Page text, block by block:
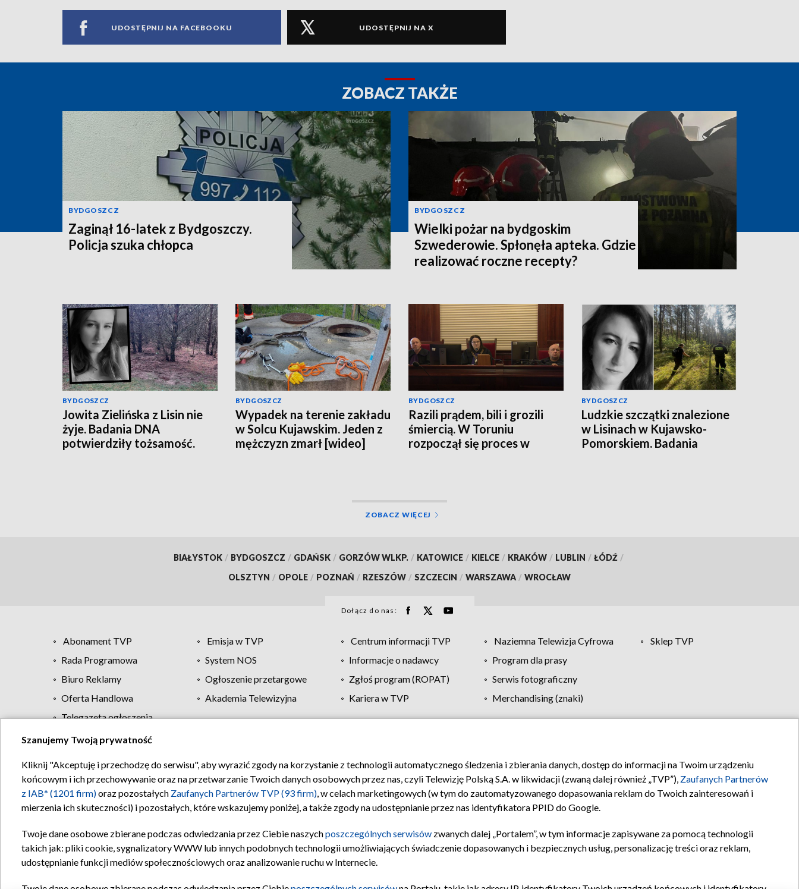
UDOSTĘPNIJ NA FACEBOOKU UDOSTĘPNIJ NA X
ZOBACZ TAKŻE
BYDGOSZCZ
Zaginął 16-latek z Bydgoszczy.
Policja szuka chłopca
BYDGOSZCZ
Wielki pożar na bydgoskim
Szwederowie. Spłonęła apteka. Gdzie
realizować roczne recepty?
BYDGOSZCZ
Jowita Zielińska z Lisin nie
żyje. Badania DNA
potwierdziły tożsamość.
BYDGOSZCZ
Wypadek na terenie zakładu
w Solcu Kujawskim. Jeden z
mężczyzn zmarł [wideo]
BYDGOSZCZ
Razili prądem, bili i grozili
śmiercią. W Toruniu
rozpoczął się proces w
BYDGOSZCZ
Ludzkie szczątki znalezione
w Lisinach w Kujawsko-
Pomorskiem. Badania
ZOBACZ WIĘCEJ
BIAŁYSTOK / BYDGOSZCZ / GDAŃSK / GORZÓW WLKP. / KATOWICE / KIELCE / KRAKÓW / LUBLIN / ŁÓDŹ /
OLSZTYN / OPOLE / POZNAŃ / RZESZÓW / SZCZECIN / WARSZAWA / WROCŁAW
Dołącz do nas:
Abonament TVP Emisja w TVP Centrum informacji TVP Naziemna Telewizja Cyfrowa
Sklep TVP
Rada Programowa
System NOS Informacje o nadawcy
Program dla prasy
Biuro Reklamy
Ogłoszenie przetargowe Zgłoś program (ROPAT)
Serwis fotograficzny
Oferta Handlowa
Akademia Telewizyjna Kariera w TVP
Merchandising (znaki)
Telegazeta ogłoszenia
Regulamin TVP Polityka prywatności Moje zgody Pomoc Biuro reklamy Kontakt
Szanujemy Twoją prywatność
Kliknij "Akceptuję i przechodzę do serwisu", aby wyrazić zgody na korzystanie z technologii automatycznego śledzenia i zbierania danych, dostęp do informacji na Twoim urządzeniu
końcowym i ich przechowywanie oraz na przetwarzanie Twoich danych osobowych przez nas, czyli Telewizję Polską S.A. w likwidacji (zwaną dalej również „TVP”), Zaufanych Partnerów
z IAB* (1201 firm)oraz pozostałych Zaufanych Partnerów TVP (93 firm), w celach marketingowych (w tym do zautomatyzowanego dopasowania reklam do Twoich zainteresowań i
mierzenia ich skuteczności) i pozostałych, które wskazujemy poniżej, a także zgody na udostępnianie przez nas identyfikatora PPID do Google.
Twoje dane osobowe zbierane podczas odwiedzania przez Ciebie naszychposzczególnych serwisów zwanych dalej „Portalem”, w tym informacje zapisywane za pomocą technologii
takich jak: pliki cookie, sygnalizatory WWW lub innych podobnych technologii umożliwiających świadczenie dopasowanych i bezpiecznych usług, personalizację treści oraz reklam,
udostępnianie funkcji mediów społecznościowych oraz analizowanie ruchu w Internecie.